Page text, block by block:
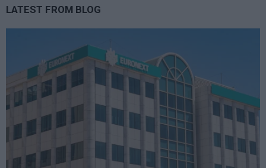
LATEST FROM BLOG